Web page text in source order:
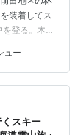
装着してス
登る。木々
取り付き山
に山頂到
した。 畑か
が見えてい
ュー
スキー